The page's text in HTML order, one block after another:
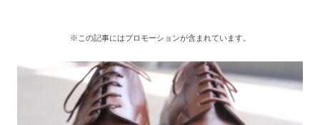
※この記事にはプロモーションが含まれています。